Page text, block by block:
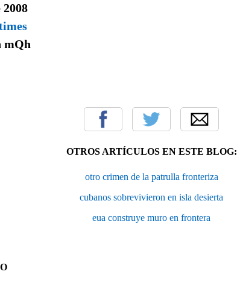
mQh
OTROS ARTÍCULOS EN ESTE BLOG:
otro crimen de la patrulla fronteriza
cubanos sobrevivieron en isla desierta
eua construye muro en frontera